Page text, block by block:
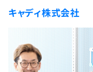
新卒エージェント
イベント・セミナー
インタビュー
4択課題
ナレッジ
リファレンス
評価結果一覧
再チャレンジ結果一覧
Tech Team Journal
paiza times
paizaとは？
キャディ株式会社